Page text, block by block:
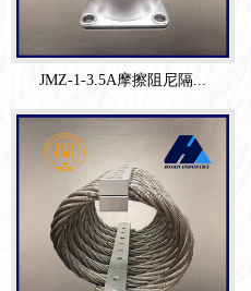
JMZ-1-3.5A摩擦阻尼隔...